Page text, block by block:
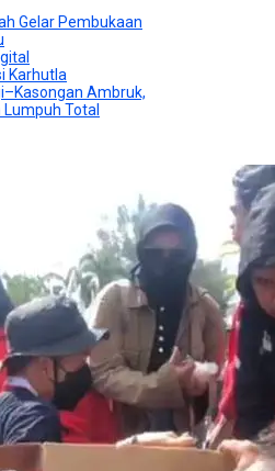
Gelar Pembukaan
Karhutla
Ambruk,
Total